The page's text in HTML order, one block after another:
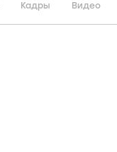
Кадры Видео